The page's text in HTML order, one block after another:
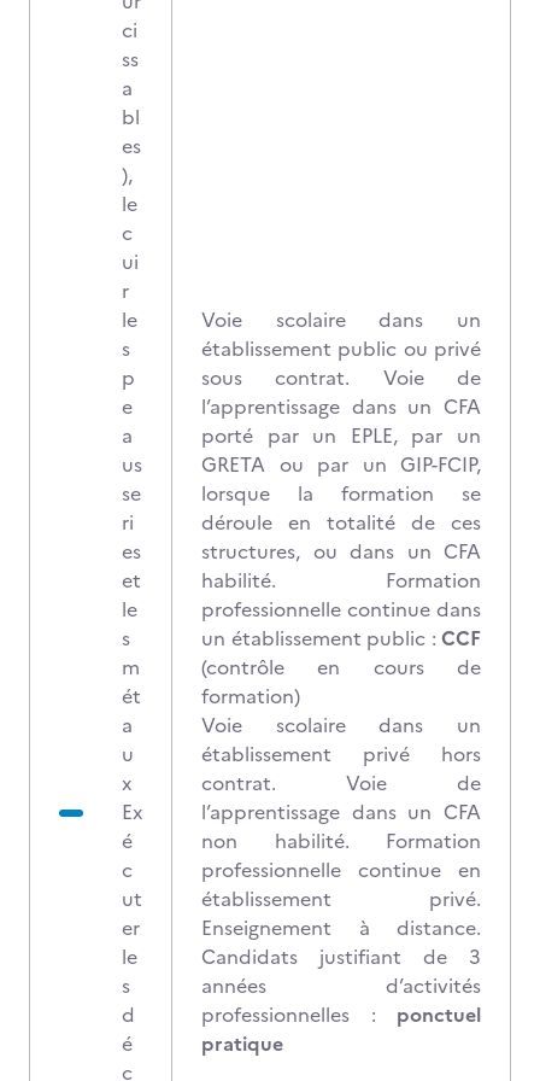
ci
ss
a
bl
es
),
le
c
ui
r
le
s
p
e
a
us
se
ri
es
et
le
s
m
ét
a
u
x
Ex
é
c
ut
er
le
s
d
é
c
Voie scolaire dans un
établissement public ou privé
sous contrat. Voie de
l’apprentissage dans un CFA
porté par un EPLE, par un
GRETA ou par un GIP-FCIP,
lorsque la formation se
déroule en totalité de ces
structures, ou dans un CFA
habilité. Formation
professionnelle continue dans
un établissement public : CCF
(contrôle en cours de
formation)
Voie scolaire dans un
établissement privé hors
contrat. Voie de
l’apprentissage dans un CFA
non habilité. Formation
professionnelle continue en
établissement privé.
Enseignement à distance.
Candidats justifiant de 3
années d’activités
professionnelles : ponctuel
pratique